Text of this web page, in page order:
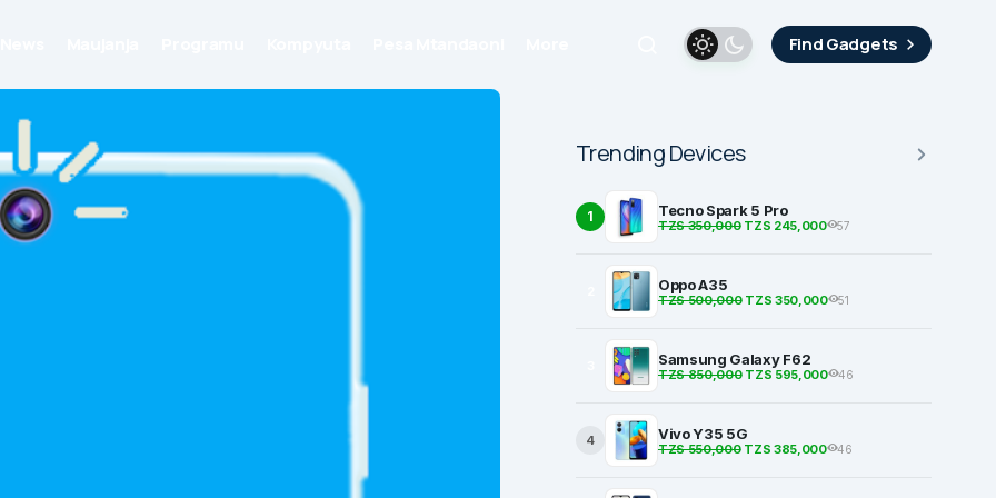
Find Gadgets
Trending Devices
1 Tecno Spark 5 Pro
TZS 350,000TZS 245,000 57
Oppo A35
TZS 500,000TZS 350,000 51
Samsung Galaxy F62
TZS 850,000TZS 595,000 46
4 Vivo Y35 5G
TZS 550,000TZS 385,000 46